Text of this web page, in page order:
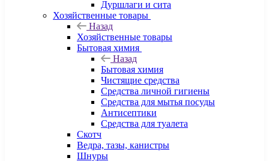
Дуршлаги и сита
Хозяйственные товары
Назад
Хозяйственные товары
Бытовая химия
Назад
Бытовая химия
Чистящие средства
Средства личной гигиены
Средства для мытья посуды
Антисептики
Средства для туалета
Скотч
Ведра, тазы, канистры
Шнуры